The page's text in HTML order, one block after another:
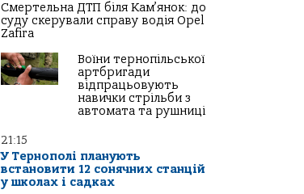
Смертельна ДТП біля Кам’янок: до
суду скерували справу водія Opel
Zafira
Воїни тернопільської
артбригади
відпрацьовують
навички стрільби з
автомата та рушниці
21:15
У Тернополі планують
встановити 12 сонячних станцій
у школах і садках